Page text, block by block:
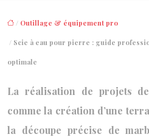
/ Outillage & équipement pro
/ Scie à eau pour pierre : guide
optimale
La réalisation de projets
comme la création d’une
la découpe précise de